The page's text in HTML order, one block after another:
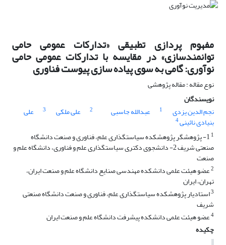
مفهوم پردازی تطبیقی «تدارکات عمومی حامی
توانمندسازی» در مقایسه با تدارکات عمومی حامی
نوآوری: گامی به سوی پیاده‌ سازی پیوست فناوری
نوع مقاله : مقاله پژوهشی
نویسندگان
نجم الدین یزدی
1 عبدالله جاسبی 2 علی ملکی 3 علی
بنیادی نائینی4
1 1- پژوهشگر پژوهشکده سیاستگذاری علم، فناوری و صنعت دانشگاه
صنعتی شریف 2- دانشجوی دکتری سیاستگذاری علم و فناوری، دانشگاه علم و
صنعت
2عضو هیئت علمی دانشکده مهندسی صنایع دانشگاه علم و صنعت ایران،
تهران، ایران
3استادیار پژوهشکده سیاستگذاری علم، فناوری و صنعت دانشگاه صنعتی
شریف
4عضو هیئت علمی دانشکده پیشرفت دانشگاه علم و صنعت ایران
چکیده